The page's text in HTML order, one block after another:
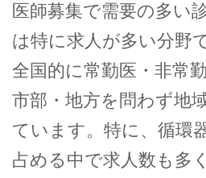
医師募集で需要の多い
は特に求人が多い分野
全国的に常勤医・非常
市部・地方を問わず地
ています。特に、循環
占める中で求人数も多